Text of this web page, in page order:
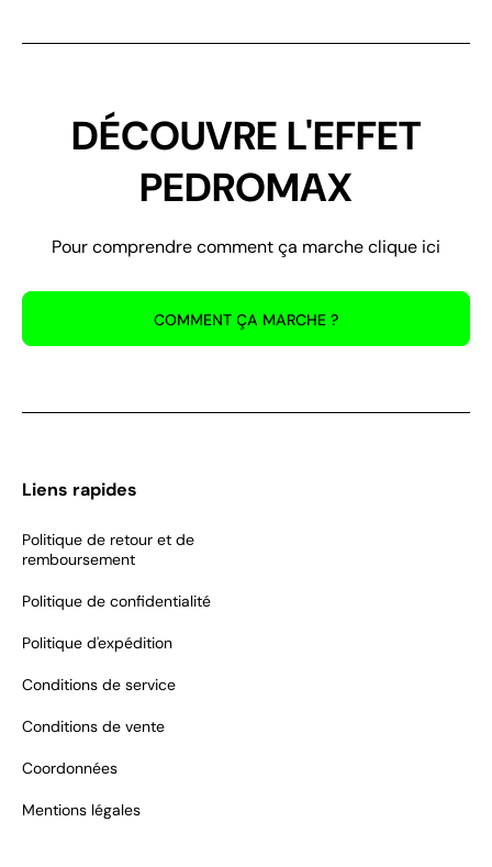
DÉCOUVRE L'EFFET
PEDROMAX
Pour comprendre comment ça marche clique ici
COMMENT ÇA MARCHE ?
Liens rapides
Politique de retour et de
remboursement
Politique de confidentialité
Politique d'expédition
Conditions de service
Conditions de vente
Coordonnées
Mentions légales